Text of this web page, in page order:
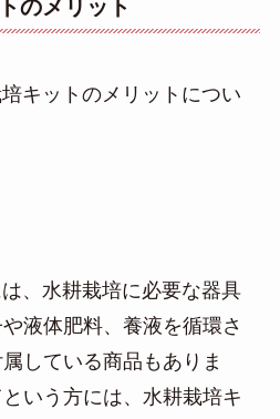
のメリット
キットのメリットについ
、水耕栽培に必要な器具
液体肥料、養液を循環さ
している商品もありま
いう方には、水耕栽培キ